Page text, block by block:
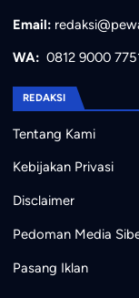
Email:
WA: 0812 9000
REDAKSI
Tentang Kami
Kebijakan Privasi
Disclaimer
Pedoman Media
Pasang Iklan